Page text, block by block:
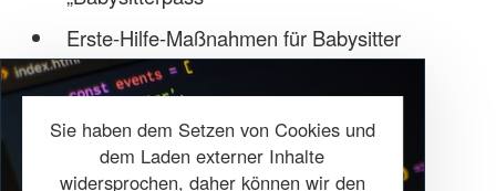
Erste-Hilfe-Maßnahmen für Babysitter
Sie haben dem Setzen von Cookies und
dem Laden externer Inhalte
widersprochen, daher können wir den